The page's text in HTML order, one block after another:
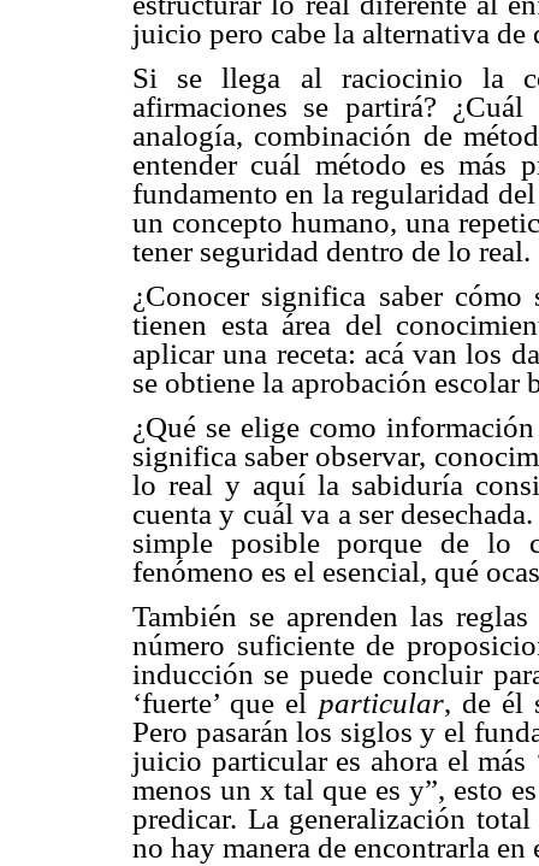
juicio pero cabe la alternativa de
Si se llega al raciocinio la
afirmaciones se partirá?
analogía, combinación de
entender cuál método es más
fundamento en la regularidad
un concepto humano, una
tener seguridad dentro de lo real.
¿Conocer significa saber
tienen esta área del
aplicar una receta: acá van los
se obtiene la aprobación escolar
¿Qué se elige como
significa saber observar,
lo real y aquí la sabiduría
cuenta y cuál va a ser
simple posible porque de lo
fenómeno es el esencial, qué
También se aprenden las
número suficiente de
inducción se puede concluir
‘fuerte’ que el particular, de él
Pero pasarán los siglos y el
juicio particular es ahora el más
menos un x tal que es y”, esto
predicar. La generalización
no hay manera de encontrarla en